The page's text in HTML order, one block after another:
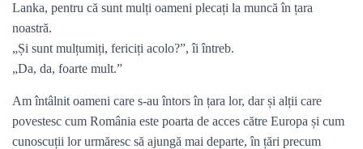
Lanka, pentru că sunt mulți oameni plecați la muncă în țara
noastră.
„Și sunt mulțumiți, fericiți acolo?”, îi întreb.
„Da, da, foarte mult.”
Am întâlnit oameni care s-au întors în țara lor, dar și alții care
povestesc cum România este poarta de acces către Europa și cum
cunoscuții lor urmăresc să ajungă mai departe, în țări precum